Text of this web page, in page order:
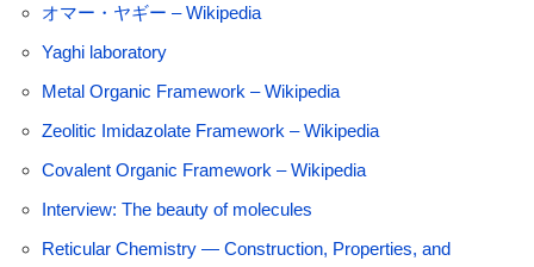
オマー・ヤギー – Wikipedia
Yaghi laboratory
Metal Organic Framework – Wikipedia
Zeolitic Imidazolate Framework – Wikipedia
Covalent Organic Framework – Wikipedia
Interview: The beauty of molecules
Reticular Chemistry — Construction, Properties, and